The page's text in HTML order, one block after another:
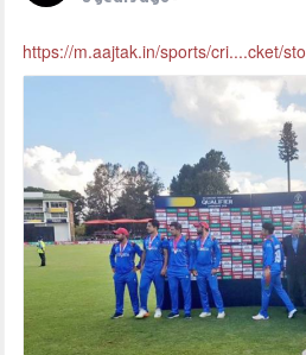
https://m.aajtak.in/sports/cri....cket/